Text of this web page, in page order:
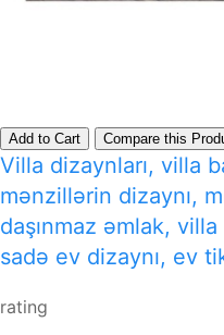
Add to Cart Compare this
Villa dizaynları, villa
mənzillərin dizaynı,
daşınmaz əmlak, villa
sadə ev dizaynı, ev
rating